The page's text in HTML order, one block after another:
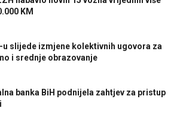
KM
u slijede izmjene kolektivnih ugovora za
i srednje obrazovanje
banka BiH podnijela zahtjev za pristup